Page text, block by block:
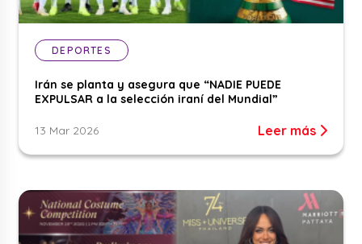
DEPORTES
Irán se planta y asegura que “NADIE PUEDE
EXPULSAR a la selección iraní del Mundial”
13 Mar 2026 Leer más